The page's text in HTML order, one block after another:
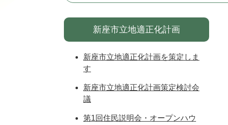
新座市立地適正化計画
新座市立地適正化計画を策定しま
す
新座市立地適正化計画策定検討会
議
第1回住民説明会・オープンハウ